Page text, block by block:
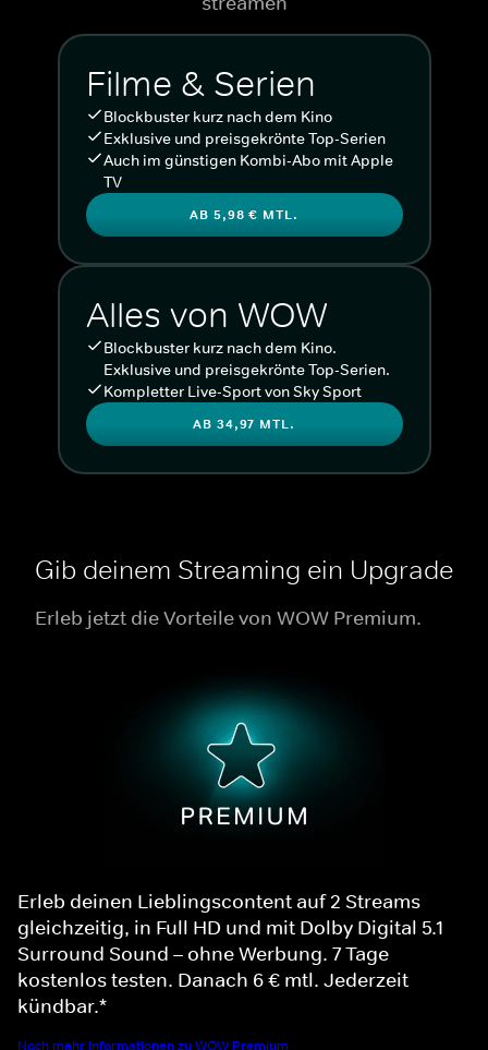
Filme & Serien
Blockbuster kurz nach dem Kino
Exklusive und preisgekrönte Top-Serien
Auch im günstigen Kombi-Abo mit Apple
TV
AB 5,98 € MTL.
Alles von WOW
Blockbuster kurz nach dem Kino.
Exklusive und preisgekrönte Top-Serien.
Kompletter Live-Sport von Sky Sport
AB 34,97 MTL.
Gib deinem Streaming ein Upgrade
Erleb jetzt die Vorteile von WOW Premium.
Erleb deinen Lieblingscontent auf 2 Streams
gleichzeitig, in Full HD und mit Dolby Digital 5.1
Surround Sound – ohne Werbung. 7 Tage
kostenlos testen. Danach 6 € mtl. Jederzeit
kündbar.*
Noch mehr Informationen zu WOW Premium